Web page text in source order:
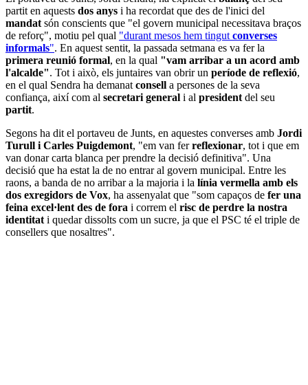
partit en aquests dos anys i ha recordat que des de l'inici del
mandatsón conscients que "el govern municipal necessitava braços
de reforç", motiu pel qual "durant mesos hem tingutconverses
informals". En aquest sentit, la passada setmana es va fer la
primera reunió formal, en la qual "vam arribar a un acord amb
l'alcalde". Tot i això, els juntaires van obrir un període de reflexió,
en el qual Sendra ha demanatconsell a persones de la seva
confiança, així com al secretari general i al presidentdel seu
partit.
Segons ha dit el portaveu de Junts, en aquestes converses amb Jordi
Turull i Carles Puigdemont, "em van ferreflexionar, tot i que em
van donar carta blanca per prendre la decisió definitiva". Una
decisió que ha estat la de no entrar al govern municipal. Entre les
raons, a banda de no arribar a la majoria i la línia vermella amb els
dos exregidors de Vox, ha assenyalat que "som capaços de fer una
feina excel·lent des de fora i correm el risc de perdre la nostra
identitati quedar dissolts com un sucre, ja que el PSC té el triple de
consellers que nosaltres".